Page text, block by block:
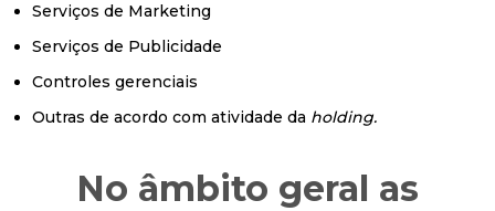
Serviços de Marketing
Serviços de Publicidade
Controles gerenciais
Outras de acordo com atividade da holding.
No âmbito geral as